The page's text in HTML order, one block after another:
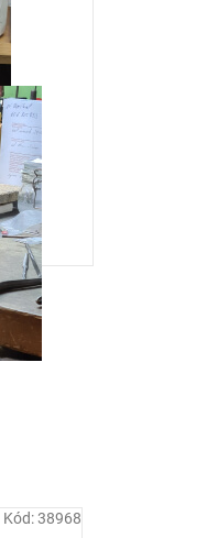
Kód:38968